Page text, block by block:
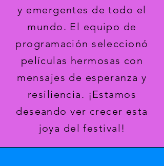
y emergentes de todo el
mundo. El equipo de
programación seleccionó
películas hermosas con
mensajes de esperanza y
resiliencia. ¡Estamos
deseando ver crecer esta
joya del festival!